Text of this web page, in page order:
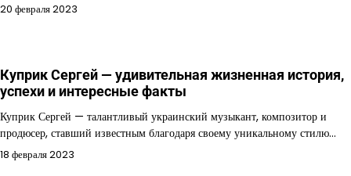
20 февраля 2023
Куприк Сергей — удивительная жизненная история,
успехи и интересные факты
Куприк Сергей — талантливый украинский музыкант, композитор и
продюсер, ставший известным благодаря своему уникальному стилю…
18 февраля 2023